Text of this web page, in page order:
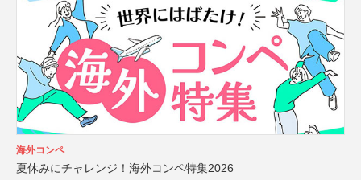
海外コンペ
夏休みにチャレンジ！海外コンペ特集2026